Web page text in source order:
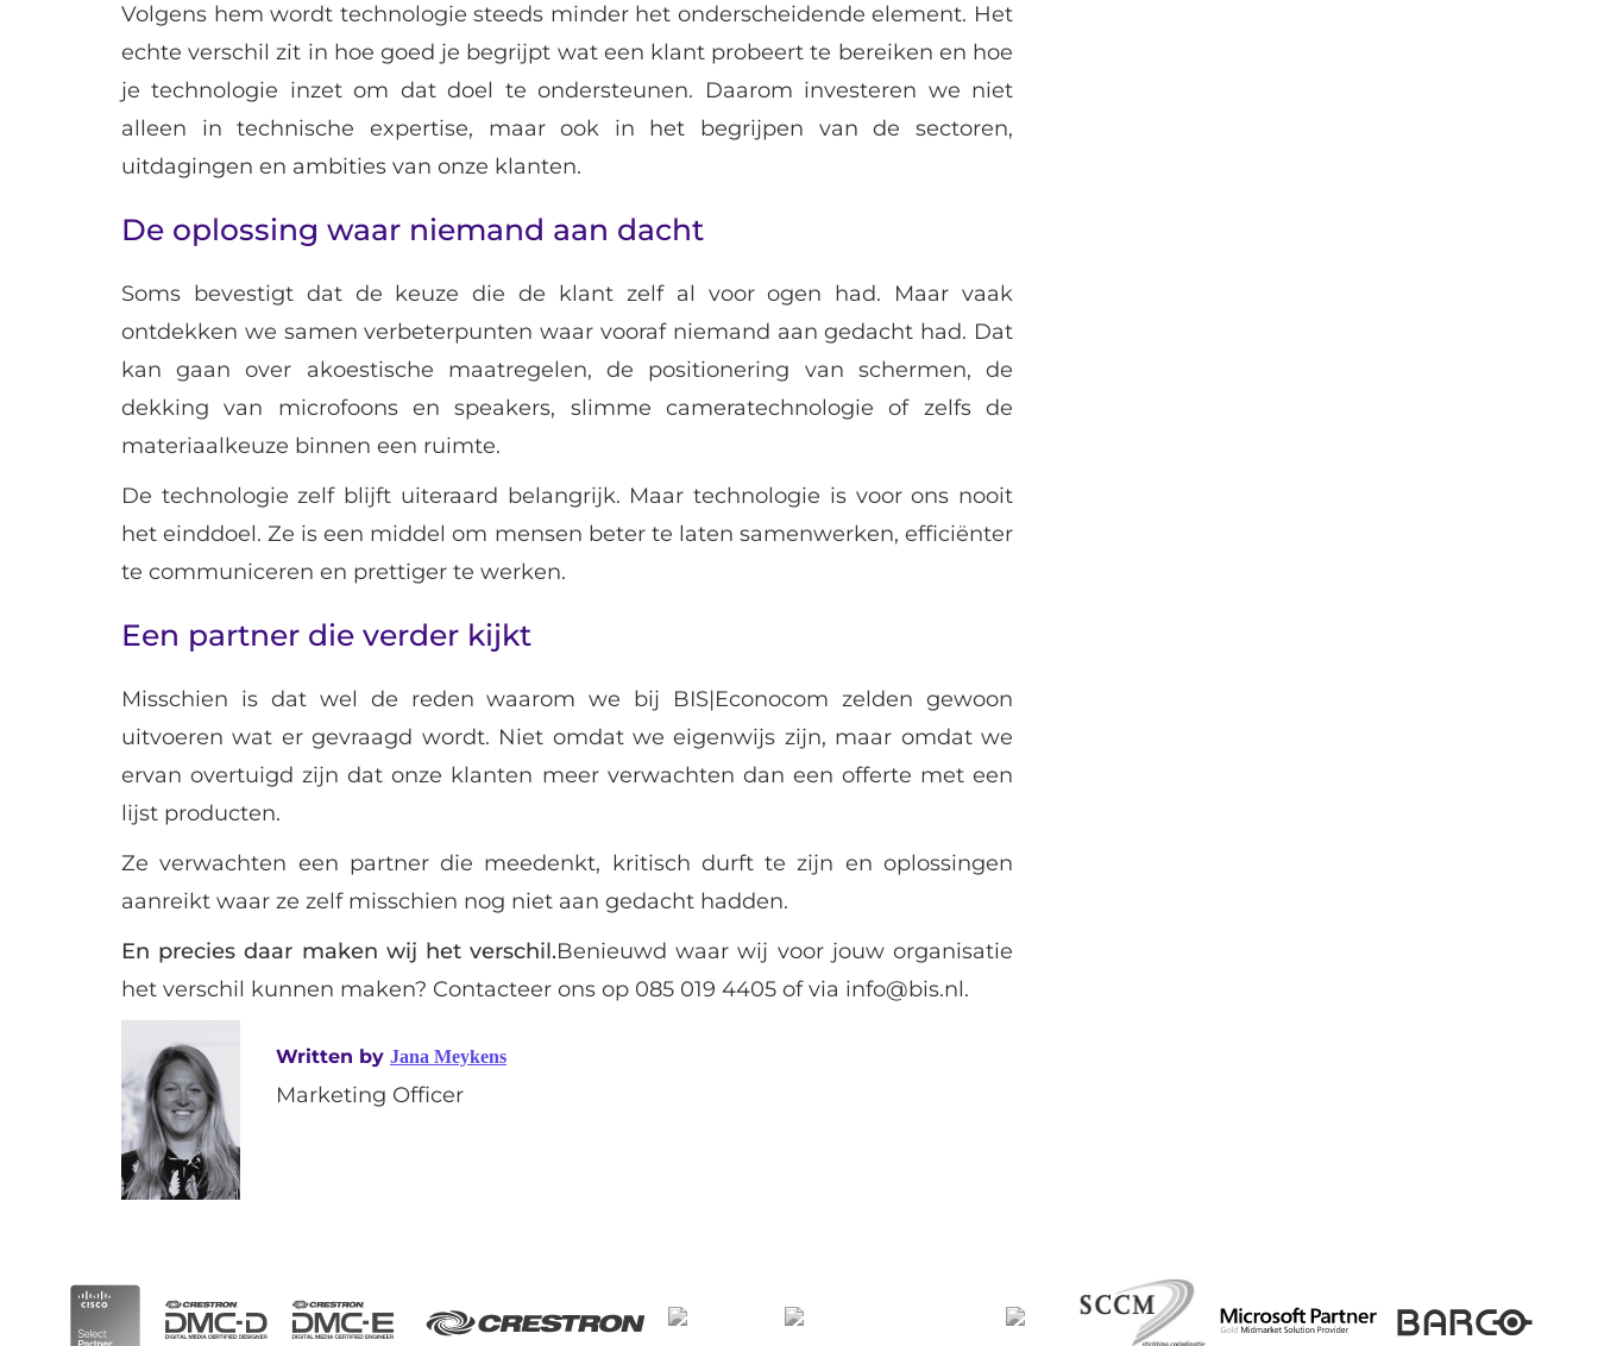
Volgens hem wordt technologie steeds minder het onderscheidende element. Het
echte verschil zit in hoe goed je begrijpt wat een klant probeert te bereiken en hoe
je technologie inzet om dat doel te ondersteunen. Daarom investeren we niet
alleen in technische expertise, maar ook in het begrijpen van de sectoren,
uitdagingen en ambities van onze klanten.
De oplossing waar niemand aan dacht
Soms bevestigt dat de keuze die de klant zelf al voor ogen had. Maar vaak
ontdekken we samen verbeterpunten waar vooraf niemand aan gedacht had. Dat
kan gaan over akoestische maatregelen, de positionering van schermen, de
dekking van microfoons en speakers, slimme cameratechnologie of zelfs de
materiaalkeuze binnen een ruimte.
De technologie zelf blijft uiteraard belangrijk. Maar technologie is voor ons nooit
het einddoel. Ze is een middel om mensen beter te laten samenwerken, efficiënter
te communiceren en prettiger te werken.
Een partner die verder kijkt
Misschien is dat wel de reden waarom we bij BIS|Econocom zelden gewoon
uitvoeren wat er gevraagd wordt. Niet omdat we eigenwijs zijn, maar omdat we
ervan overtuigd zijn dat onze klanten meer verwachten dan een offerte met een
lijst producten.
Ze verwachten een partner die meedenkt, kritisch durft te zijn en oplossingen
aanreikt waar ze zelf misschien nog niet aan gedacht hadden.
En precies daar maken wij het verschil.Benieuwd waar wij voor jouw organisatie
het verschil kunnen maken? Contacteer ons op 085 019 4405 of via info@bis.nl.
Written by Jana Meykens
Marketing Officer